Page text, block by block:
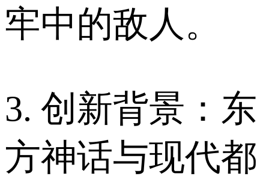
牢中的敌人。
3. 创新背景：东
方神话与现代都